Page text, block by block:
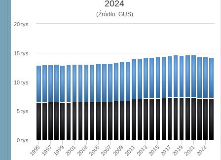
2024
(Źródło: GUS)
1995199719992001200320052007 20092011201320152017201920212023
0 tys
5 tys
10 tys
15 tys
20 tys